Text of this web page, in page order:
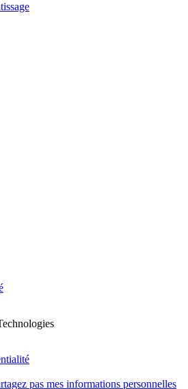
pas mes informations personnelles